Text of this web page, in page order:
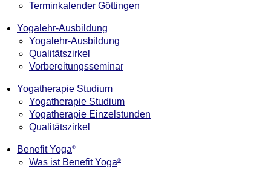
Terminkalender Göttingen
Yogalehr-Ausbildung
Yogalehr-Ausbildung
Qualitätszirkel
Vorbereitungsseminar
Yogatherapie Studium
Yogatherapie Studium
Yogatherapie Einzelstunden
Qualitätszirkel
Benefit Yoga®
Was ist Benefit Yoga®